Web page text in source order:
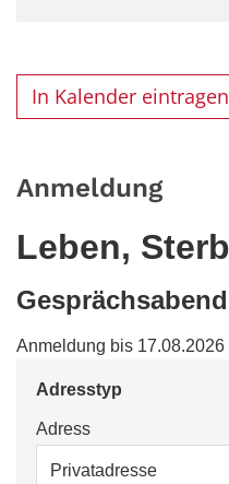
In Kalender eintragen
Anmeldung